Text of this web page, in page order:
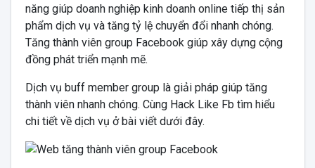
năng giúp doanh nghiệp kinh doanh online tiếp thị sản
phẩm dịch vụ và tăng tỷ lệ chuyển đổi nhanh chóng.
Tăng thành viên group Facebook giúp xây dựng cộng
đồng phát triển mạnh mẽ.
Dịch vụ buff member group là giải pháp giúp tăng
thành viên nhanh chóng. Cùng Hack Like Fb tìm hiểu
chi tiết về dịch vụ ở bài viết dưới đây.